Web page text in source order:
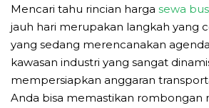
Mencari tahu rincian harga sewa bus
jauh hari merupakan langkah yang
yang sedang merencanakan
kawasan industri yang sangat
mempersiapkan anggaran
Anda bisa memastikan rombongan